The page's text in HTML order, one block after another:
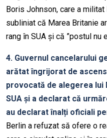
Boris Johnson, care a
subliniat că Marea Britanie
rang în SUA și că ”postul nu
4. Guvernul cancelarului
arătat îngrijorat de
provocată de alegerea lui
SUA și a declarat că
au declarat înalți oficiali
Berlin a refuzat să ofere o